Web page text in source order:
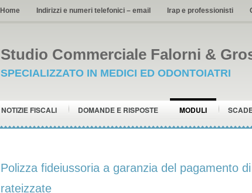
Home Indirizzi e numeri telefonici – email Irap e professionisti
Studio Commerciale Falorni &
SPECIALIZZATO IN MEDICI ED ODONTOIATRI
NOTIZIE FISCALI DOMANDE E RISPOSTE MODULI
Polizza fideiussoria a garanzia del pagamento
rateizzate